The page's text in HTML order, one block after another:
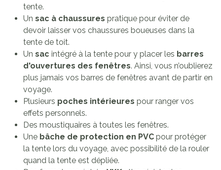
tente.
Un sac à chaussures pratique pour éviter de
devoir laisser vos chaussures boueuses dans la
tente de toit.
Un sac intégré à la tente pour y placer les barres
d'ouvertures des fenêtres. Ainsi, vous n’oublierez
plus jamais vos barres de fenêtres avant de partir en
voyage.
Plusieurs poches intérieures pour ranger vos
effets personnels.
Des moustiquaires à toutes les fenêtres.
Une bâche de protection en PVC pour protéger
la tente lors du voyage, avec possibilité de la rouler
quand la tente est dépliée.